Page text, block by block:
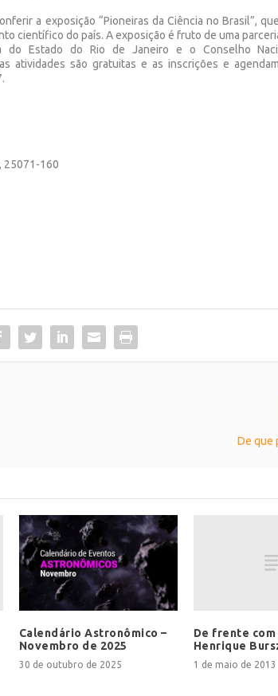
a exposição “Pioneiras da Ciência no Brasil”,
científico do país. A exposição é fruto de uma
do Estado do Rio de Janeiro e o Conselho
atividades são gratuitas e as inscrições e
25071-160
De que
Calendário Astronômico –
Novembro de 2025
30 de outubro de 2025
De frente
Henrique
1 de maio de 2013